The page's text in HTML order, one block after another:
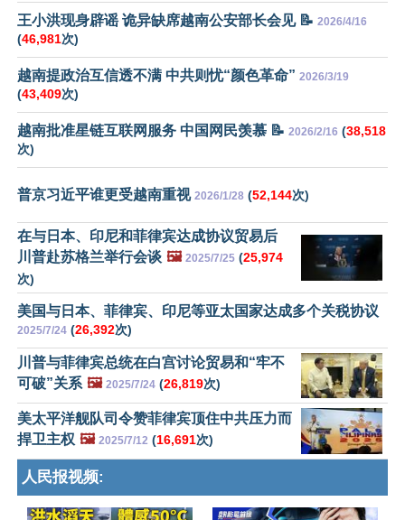
王小洪现身辟谣 诡异缺席越南公安部长会见 📝 2026/4/16
(46,981次)
越南提政治互信透不满 中共则忧“颜色革命” 2026/3/19
(43,409次)
越南批准星链互联网服务 中国网民羡慕 📝 2026/2/16 (38,518
次)
普京习近平谁更受越南重视 2026/1/28 (52,144次)
在与日本、印尼和菲律宾达成协议贸易后
川普赴苏格兰举行会谈 🖼️ 2025/7/25 (25,974
次)
美国与日本、菲律宾、印尼等亚太国家达成多个关税协议
2025/7/24 (26,392次)
川普与菲律宾总统在白宫讨论贸易和“牢不
可破”关系 🖼️ 2025/7/24 (26,819次)
美太平洋舰队司令赞菲律宾顶住中共压力而
捍卫主权 🖼️ 2025/7/12 (16,691次)
人民报视频: